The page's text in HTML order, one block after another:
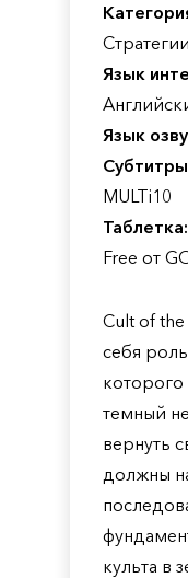
Язык
Язык
MULTi10
Таблетка:
Free от
Cult of
себя
которого
темный
вернуть
должны
культа в